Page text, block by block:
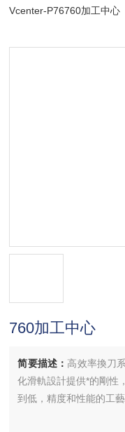
Vcenter-P76760加工中心
760加工中心
简要描述： 高效率換刀
化滑軌設計提供*的剛性
到低，精度和性能的工藝